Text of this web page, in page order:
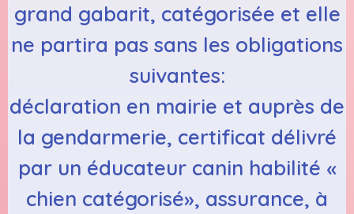
grand gabarit, catégorisée et elle
ne partira pas sans les obligations
suivantes:
déclaration en mairie et auprès de
la gendarmerie, certificat délivré
par un éducateur canin habilité «
chien catégorisé», assurance, à